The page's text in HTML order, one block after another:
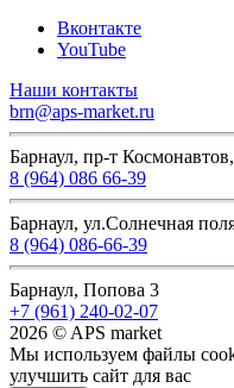
Вконтакте
YouTube
Наши контакты
brn@aps-market.ru
Барнаул, пр-т
8 (964) 086 66-39
Барнаул, ул.Солнечная
8 (964) 086-66-39
Барнаул, Попова 3
+7 (961) 240-02-07
2026 © APS market
Мы используем файлы
улучшить сайт для вас